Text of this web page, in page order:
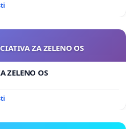
ZA ZELENO OS
ZELENO OS